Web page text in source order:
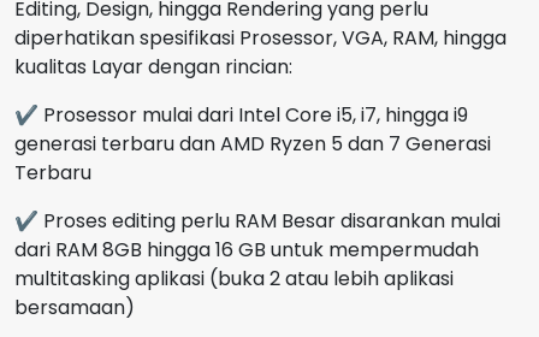
Editing, Design, hingga Rendering yang perlu
diperhatikan spesifikasi Prosessor, VGA, RAM, hingga
kualitas Layar dengan rincian:
✔ Prosessor mulai dari Intel Core i5, i7, hingga i9
generasi terbaru dan AMD Ryzen 5 dan 7 Generasi
Terbaru
✔ Proses editing perlu RAM Besar disarankan mulai
dari RAM 8GB hingga 16 GB untuk mempermudah
multitasking aplikasi (buka 2 atau lebih aplikasi
bersamaan)